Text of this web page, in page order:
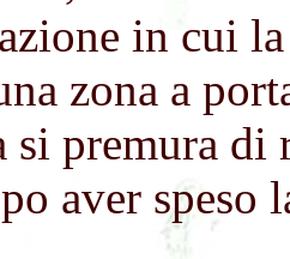
in cui
zona a
si premura di
aver speso